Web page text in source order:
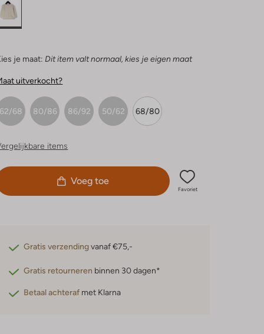
je maat: Dit item valt normaal, kies je eigen maat
uitverkocht?
62/68 80/86 86/92 50/62 68/80
items
Voeg toe
Favoriet
Gratis verzendingvanaf €75,-
Gratis retourneren binnen 30 dagen*
Betaal achteraf met Klarna